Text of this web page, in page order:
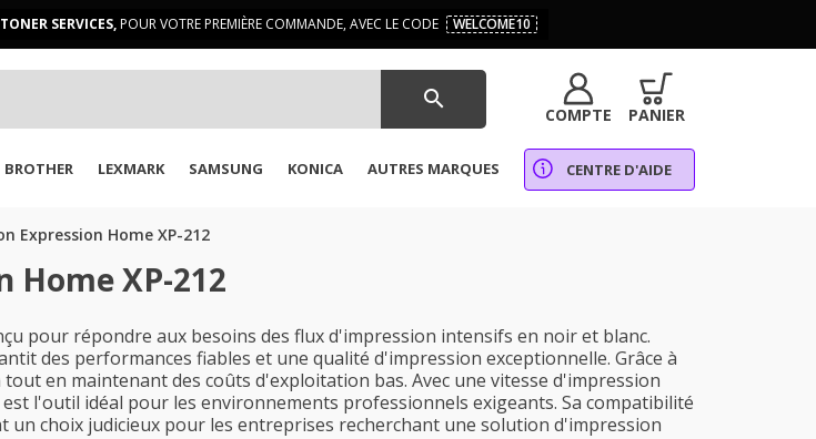
TONER SERVICES,POUR VOTRE PREMIÈRE COMMANDE, AVEC LE CODE WELCOME10
search
COMPTE PANIER
BROTHER LEXMARK SAMSUNG KONICA AUTRES MARQUES CENTRE D'AIDE
Expression Home XP-212
Home XP-212
pour répondre aux besoins des flux d'impression intensifs en noir et blanc.
des performances fiables et une qualité d'impression exceptionnelle. Grâce à
en maintenant des coûts d'exploitation bas. Avec une vitesse d'impression
est l'outil idéal pour les environnements professionnels exigeants. Sa compatibilité
choix judicieux pour les entreprises recherchant une solution d'impression